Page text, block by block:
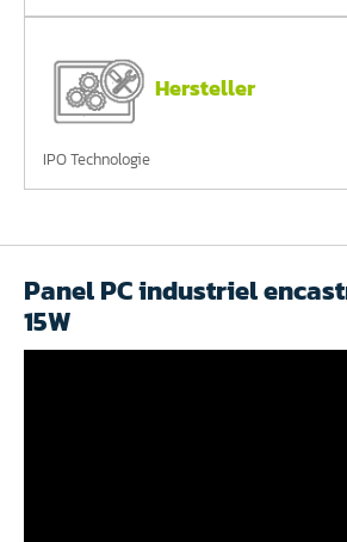
Hersteller
IPO Technologie
Panel PC industriel
15W